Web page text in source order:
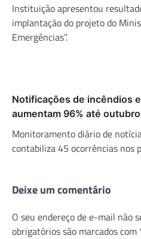
Instituição apresentou
implantação do projeto do
Emergências”.
Notificações de incêndios
aumentam 96% até outubro
Monitoramento diário de
contabiliza 45 ocorrências nos
Deixe um comentário
O seu endereço de e-mail não
obrigatórios são marcados com